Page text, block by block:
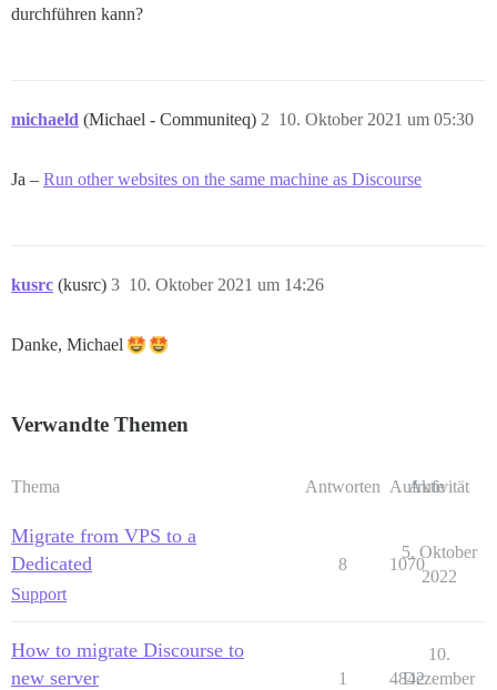
durchführen kann?
michaeld (Michael - Communiteq) 10. Oktober 2021 um 05:30
2
Ja – Run other websites on the same machine as Discourse
kusrc (kusrc) 10. Oktober 2021 um 14:26
3
Danke, Michael
Verwandte Themen
Thema Antworten Aufrufe
Aktivität
Migrate from VPS to a
Dedicated
Support
8 1070
5. Oktober
2022
How to migrate Discourse to
new server
1 4842
10.
Dezember